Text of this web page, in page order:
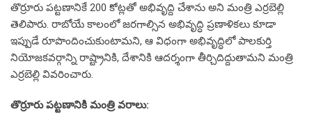
తొర్రూరు ప‌ట్ట‌ణానికే 200 కోట్ల‌తో అభివృద్ది చేశాను అని మంత్రి ఎర్ర‌బెల్లి
తెలిపారు. రాబోయే కాలంలో జ‌ర‌గాల్సిన అభివృద్ధి ప్ర‌ణాళిక‌లు కూడా
ఇప్పుడే రూపొందించుకుంటామ‌ని, ఆ విధంగా అభివృద్ధిలో పాల‌కుర్తి
నియోజ‌క‌వ‌ర్గాన్ని రాష్ట్రానికి, దేశానికి ఆద‌ర్శంగా తీర్చిదిద్దుతామ‌ని మంత్రి
ఎర్ర‌బెల్లి వివ‌రించారు.
తొర్రూరు ప‌ట్ట‌ణానికి మంత్రి వ‌రాలు: